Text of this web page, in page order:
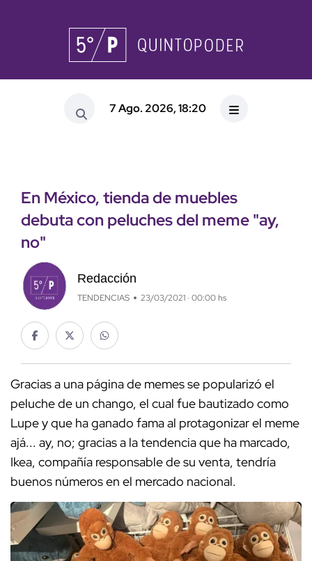
7 Ago. 2026, 18:20
En México, tienda de muebles
debuta con peluches del meme "ay,
no"
Redacción
TENDENCIAS 23/03/2021 · 00:00 hs
Gracias a una página de memes se popularizó el
peluche de un chango, el cual fue bautizado como
Lupe y que ha ganado fama al protagonizar el meme
ajá... ay, no; gracias a la tendencia que ha marcado,
Ikea, compañía responsable de su venta, tendría
buenos números en el mercado nacional.